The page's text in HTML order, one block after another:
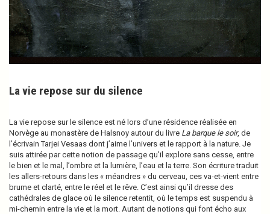
La vie repose sur du silence
La vie repose sur le silence est né lors d’une résidence réalisée en
Norvège au monastère de Halsnoy autour du livre La barque le soir, de
l’écrivain Tarjei Vesaas dont j’aime l’univers et le rapport à la nature. Je
suis attirée par cette notion de passage qu’il explore sans cesse, entre
le bien et le mal, l’ombre et la lumière, l’eau et la terre. Son écriture traduit
les allers-retours dans les « méandres » du cerveau, ces va-et-vient entre
brume et clarté, entre le réel et le rêve. C’est ainsi qu’il dresse des
cathédrales de glace où le silence retentit, où le temps est suspendu à
mi-chemin entre la vie et la mort. Autant de notions qui font écho aux